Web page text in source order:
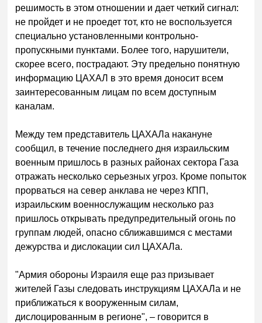
решимость в этом отношении и дает четкий сигнал:
не пройдет и не проедет тот, кто не воспользуется
специально установленными контрольно-
пропускными пунктами. Более того, нарушители,
скорее всего, пострадают. Эту предельно понятную
информацию ЦАХАЛ в это время доносит всем
заинтересованным лицам по всем доступным
каналам.
Между тем представитель ЦАХАЛа накануне
сообщил, в течение последнего дня израильским
военным пришлось в разных районах сектора Газа
отражать несколько серьезных угроз. Кроме попыток
прорваться на север анклава не через КПП,
израильским военнослужащим несколько раз
пришлось открывать предупредительный огонь по
группам людей, опасно сближавшимся с местами
дежурства и дислокации сил ЦАХАЛа.
"Армия обороны Израиля еще раз призывает
жителей Газы следовать инструкциям ЦАХАЛа и не
приближаться к вооруженным силам,
дислоцированным в регионе", – говорится в